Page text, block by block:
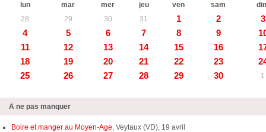
lun mar mer jeu ven sam
28
29 30 31 1 2
3
4
5 6 7 8 9
11
12 13 14 15 16
18
19 20 21 22 23
25
26 27 28 29 30 1
A ne pas manquer
Boire et manger au Moyen-Age, Veytaux (VD), 19 avril